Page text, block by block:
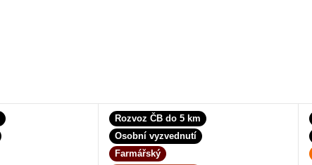
Rozvoz ČB do 5 km
Osobní vyzvednutí
Farmářský